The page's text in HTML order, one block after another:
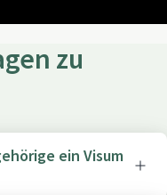
zu
ein Visum